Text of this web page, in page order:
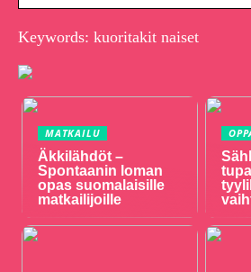
Keywords: kuoritakit naiset
MATKAILU
Äkkilähdöt –
Spontaanin loman
opas suomalaisille
matkailijoille